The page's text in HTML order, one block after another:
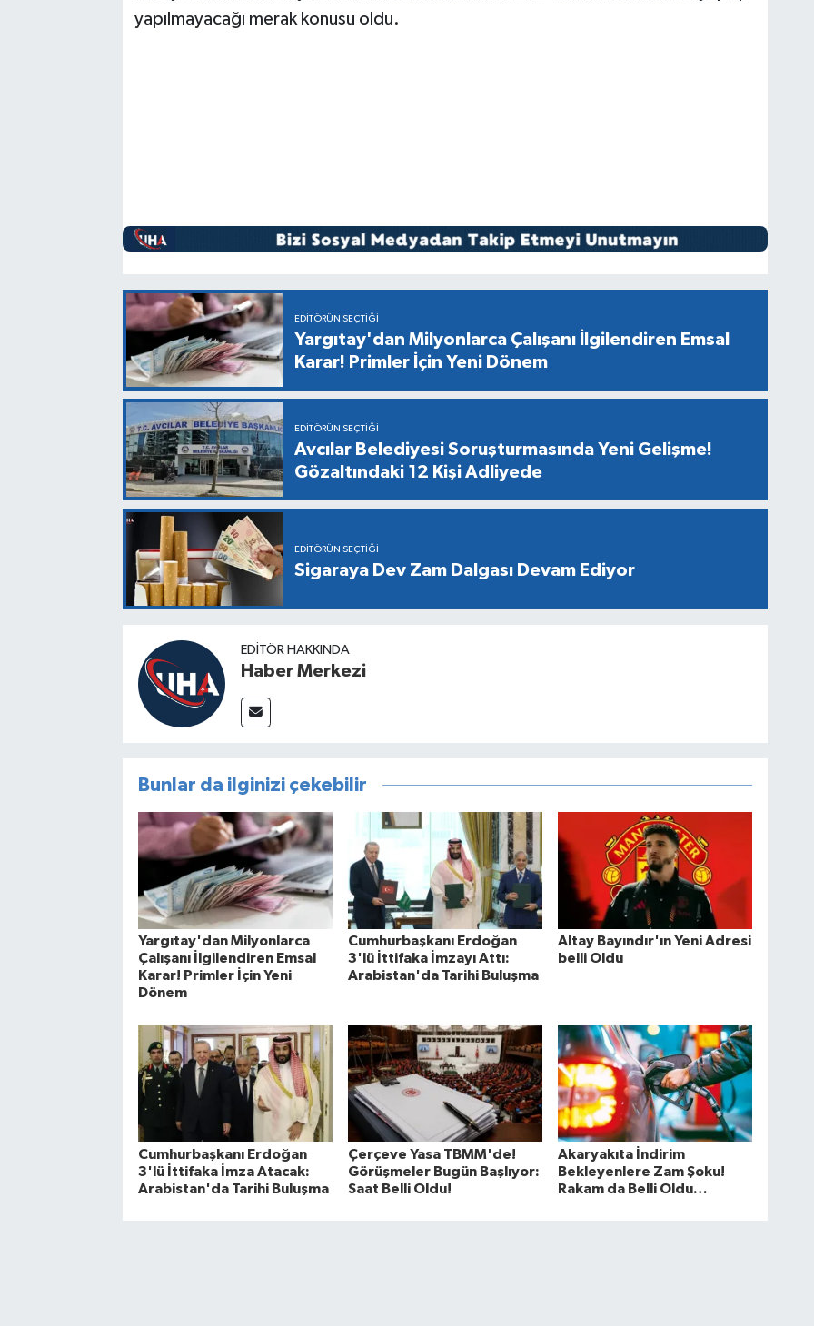
yapılmayacağı merak konusu oldu.
EDITÖRÜN SEÇTIĞI
Yargıtay'dan Milyonlarca Çalışanı İlgilendiren Emsal
Karar! Primler İçin Yeni Dönem
EDITÖRÜN SEÇTIĞI
Avcılar Belediyesi Soruşturmasında Yeni Gelişme!
Gözaltındaki 12 Kişi Adliyede
EDITÖRÜN SEÇTIĞI
Sigaraya Dev Zam Dalgası Devam Ediyor
EDITÖR HAKKINDA
Haber Merkezi
Bunlar da ilginizi çekebilir
Yargıtay'dan Milyonlarca
Çalışanı İlgilendiren Emsal
Karar! Primler İçin Yeni
Dönem
Cumhurbaşkanı Erdoğan
3'lü İttifaka İmzayı Attı:
Arabistan'da Tarihi Buluşma
Altay Bayındır'ın Yeni Adresi
belli Oldu
Cumhurbaşkanı Erdoğan
3'lü İttifaka İmza Atacak:
Arabistan'da Tarihi Buluşma
Çerçeve Yasa TBMM'de!
Görüşmeler Bugün Başlıyor:
Saat Belli Oldu!
Akaryakıta İndirim
Bekleyenlere Zam Şoku!
Rakam da Belli Oldu…